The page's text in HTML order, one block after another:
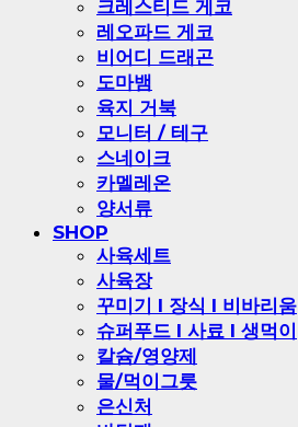
크레스티드 게코
레오파드 게코
비어디 드래곤
도마뱀
육지 거북
모니터 / 테구
스네이크
카멜레온
양서류
SHOP
사육세트
사육장
꾸미기 l 장식 l 비바리움
슈퍼푸드 l 사료 l 생먹이
칼슘/영양제
물/먹이그릇
은신처